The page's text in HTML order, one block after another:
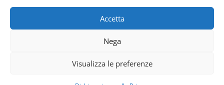
Accetta
Nega
Visualizza le preferenze
Confcommercio Cosenza é certificata con il Sistema di